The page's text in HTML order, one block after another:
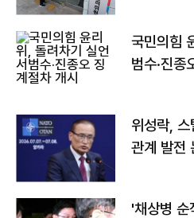
국민의힘
범수·진종
위성락,
관계 발전
'채상병 순